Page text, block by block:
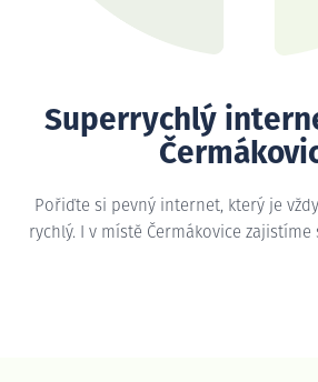
Superrychlý
Pořiďte si pevný internet, který je
rychlý. I v místě Čermákovice